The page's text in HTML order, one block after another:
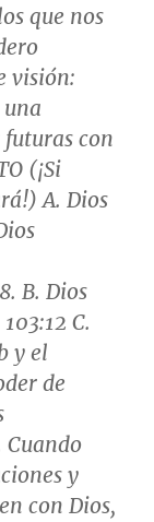
que nos
visión:
una
con
(¡Si
A.Dios
B.Dios
C.
y el
de
y
con Dios,